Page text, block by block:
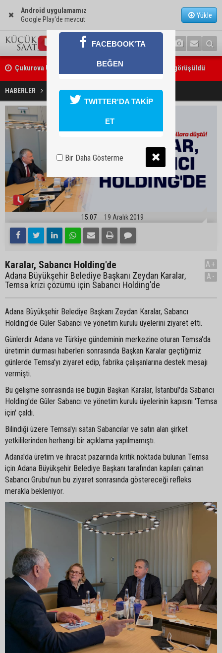
Android uygulamamız
Google Play'de mevcut
Yükle
Çukurova Üniversitesi’nde Ar-Ge ve sanayi iş birliği görüşüldü
Seyhan’da gıda işletmelerine sıkı denetim
HABERLER GÜNDEM Karalar, Sabancı Holding'de
15:07 19 Aralık 2019
Karalar, Sabancı Holding'de
Adana Büyükşehir Belediye Başkanı Zeydan Karalar,
Temsa krizi çözümü için Sabancı Holding'de
A+
A-
Adana Büyükşehir Belediye Başkanı Zeydan Karalar, Sabancı
Holding'de Güler Sabancı ve yönetim kurulu üyelerini ziyaret etti.
Günlerdir Adana ve Türkiye gündeminin merkezine oturan Temsa'da
üretimin durması haberleri sonrasında Başkan Karalar geçtiğimiz
günlerde Temsa'yı ziyaret edip, fabrika çalışanlarına destek mesajı
vermişti.
Bu gelişme sonrasında ise bugün Başkan Karalar, İstanbul'da Sabancı
Holding'de Güler Sabancı ve yönetim kurulu üyelerinin kapısını 'Temsa
için' çaldı.
Bilindiği üzere Temsa'yı satan Sabancılar ve satın alan şirket
yetkililerinden herhangi bir açıklama yapılmamıştı.
Adana'da üretim ve ihracat pazarında kritik noktada bulunan Temsa
için Adana Büyükşehir Belediye Başkanı tarafından kapıları çalınan
Sabancı Grubu'nun bu ziyaret sonrasında göstereceği refleks
merakla bekleniyor.
FACEBOOK'TA
BEĞEN
TWITTER'DA TAKİP
ET
Bir Daha Gösterme